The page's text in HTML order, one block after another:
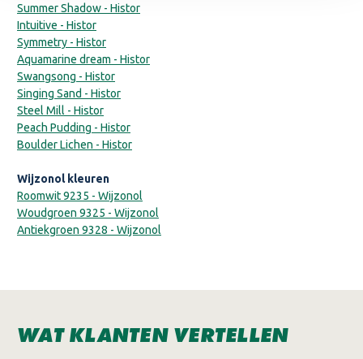
Summer Shadow - Histor
Intuitive - Histor
Symmetry - Histor
Aquamarine dream - Histor
Swangsong - Histor
Singing Sand - Histor
Steel Mill - Histor
Peach Pudding - Histor
Boulder Lichen - Histor
Wijzonol kleuren
Roomwit 9235 - Wijzonol
Woudgroen 9325 - Wijzonol
Antiekgroen 9328 - Wijzonol
WAT KLANTEN VERTELLEN